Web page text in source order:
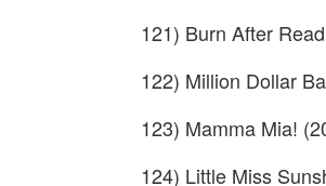
121) Burn After
122) Million Dollar
123) Mamma Mia!
124) Little Miss